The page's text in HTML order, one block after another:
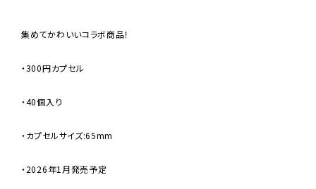
集めてかわいいコラボ商品！
・300円カプセル
・40個入り
・カプセルサイズ:65mm
・2026年1月発売予定